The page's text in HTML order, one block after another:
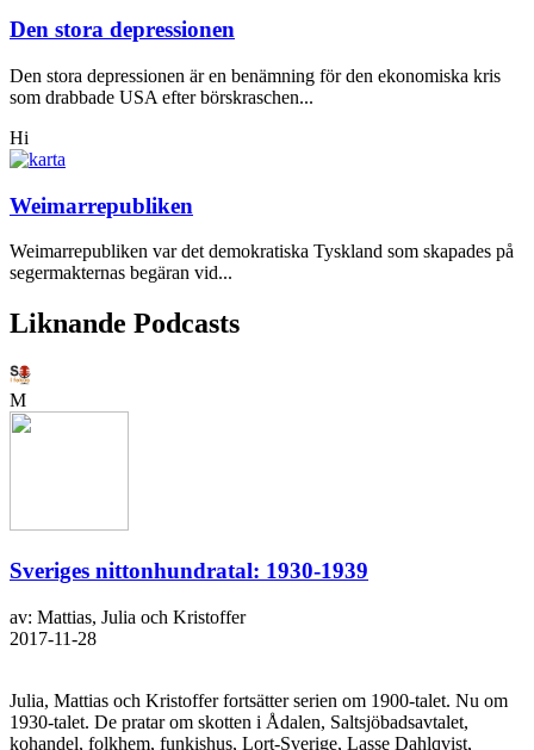
Den stora depressionen
Den stora depressionen är en benämning för den ekonomiska kris
som drabbade USA efter börskraschen...
Hi
Weimarrepubliken
Weimarrepubliken var det demokratiska Tyskland som skapades på
segermakternas begäran vid...
Liknande Podcasts
M
Sveriges nittonhundratal: 1930-1939
av: Mattias, Julia och Kristoffer
2017-11-28
Julia, Mattias och Kristoffer fortsätter serien om 1900-talet. Nu om
1930-talet. De pratar om skotten i Ådalen, Saltsjöbadsavtalet,
kohandel, folkhem, funkishus, Lort-Sverige, Lasse Dahlqvist,